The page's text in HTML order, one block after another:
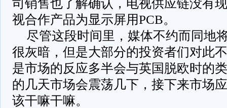
司销售也了解确认，电视供应链没有
视合作产品为显示屏用PCB。
尽管这段时间里，媒体不约而同地
很灰暗，但是大部分的投资者们对此
是市场的反应多半会与英国脱欧时的
的几天市场会震荡几下，接下来市场
该干嘛干嘛。